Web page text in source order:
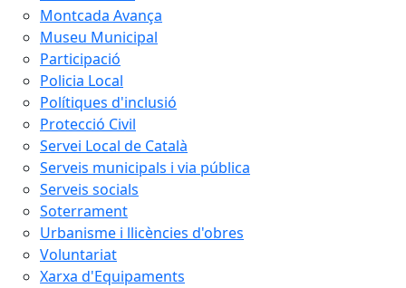
Montcada Avança
Museu Municipal
Participació
Policia Local
Polítiques d'inclusió
Protecció Civil
Servei Local de Català
Serveis municipals i via pública
Serveis socials
Soterrament
Urbanisme i llicències d'obres
Voluntariat
Xarxa d'Equipaments